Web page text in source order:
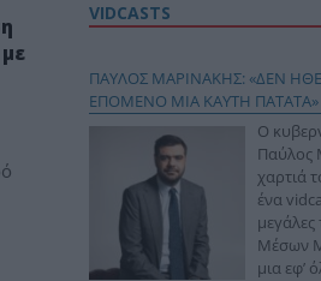
VIDCASTS
ΠΑΥΛΟΣ ΜΑΡΙΝΑΚΗΣ: «ΔΕΝ
ΕΠΟΜΕΝΟ ΜΙΑ ΚΑΥΤΗ ΠΑΤΑΤΑ»
Ο
Παύλος
χαρτιά
ένα
Μέσων
μια εφ’